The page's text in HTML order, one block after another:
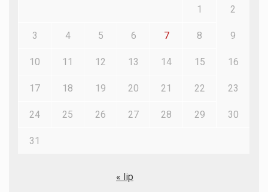
1 2
3 4 5 6 7 8 9
10 11 12 13 14 15 16
17 18 19 20 21 22 23
24 25 26 27 28 29 30
31
« lip